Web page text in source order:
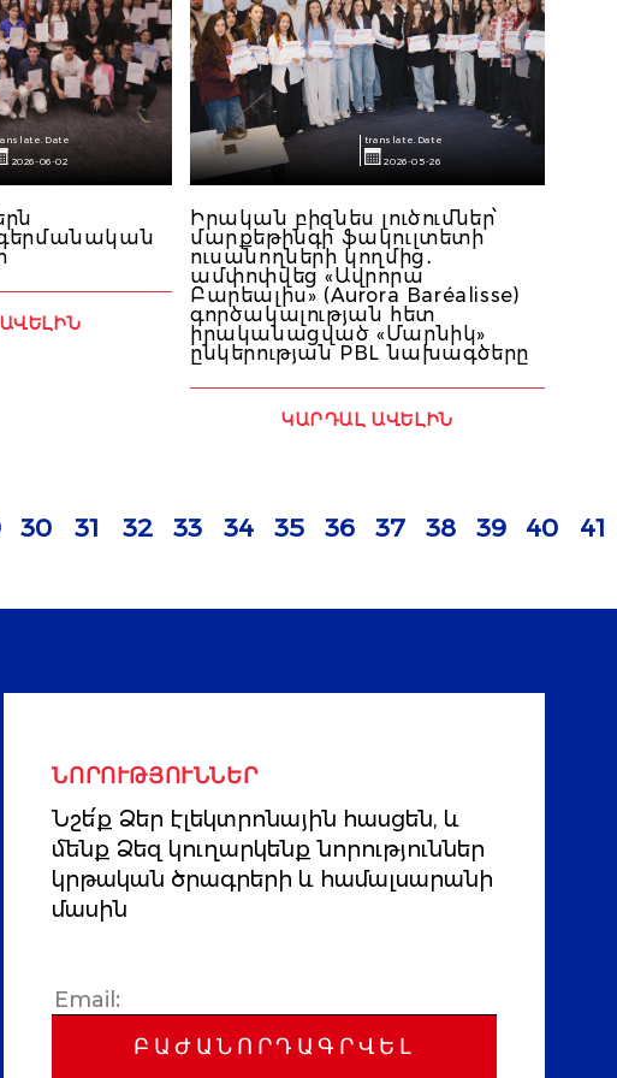
2026-06-02
translate.Date
2026-05-26
Իրական բիզնես լուծումներ՝
մարքեթինգի ֆակուլտետի
ուսանողների կողմից․
ամփոփվեց «Ավրորա
Բարեալիս» (Aurora Baréalisse)
գործակալության հետ
իրականացված «Մարնիկ»
ընկերության PBL նախագծերը
ԿԱՐԴԱԼ ԱՎԵԼԻՆ
30 31 32 33 34 35 36 37 38 39 40 41
ՆՈՐՈՒԹՅՈՒՆՆԵՐ
Նշե՛ք Ձեր էլեկտրոնային հասցեն, և
մենք Ձեզ կուղարկենք նորություններ
կրթական ծրագրերի և համալսարանի
մասին
ԲԱԺԱՆՈՐԴԱԳՐՎԵԼ